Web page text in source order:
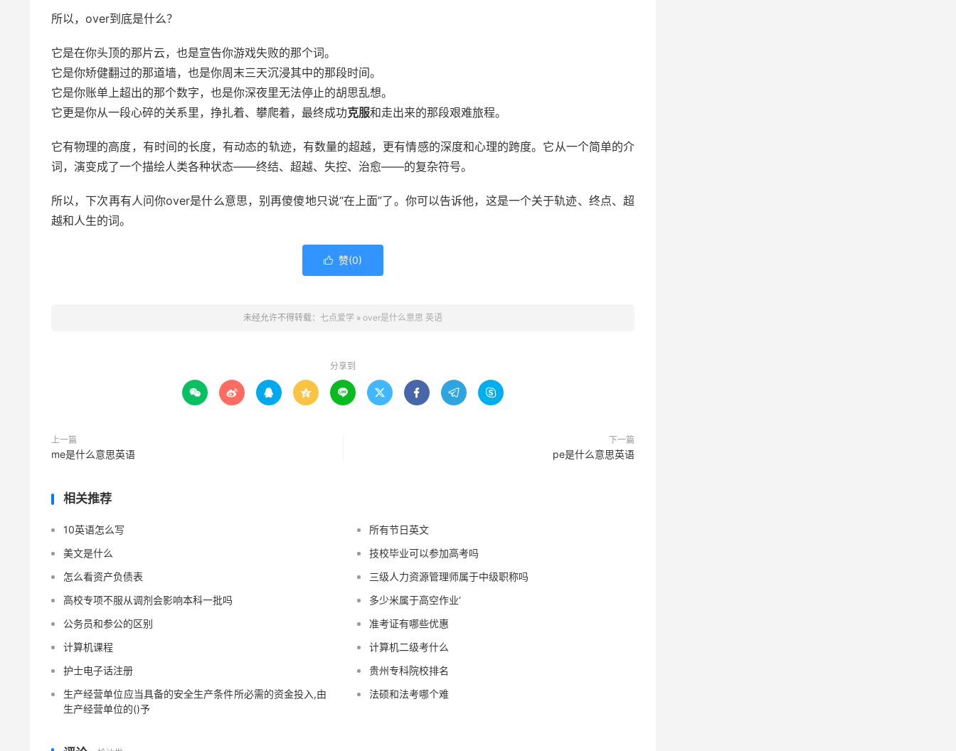
所以，over到底是什么？
它是在你头顶的那片云，也是宣告你游戏失败的那个词。
它是你矫健翻过的那道墙，也是你周末三天沉浸其中的那段时间。
它是你账单上超出的那个数字，也是你深夜里无法停止的胡思乱想。
它更是你从一段心碎的关系里，挣扎着、攀爬着，最终成功克服和走出来的那段艰难旅程。
它有物理的高度，有时间的长度，有动态的轨迹，有数量的超越，更有情感的深度和心理的跨度。它从一个简单的介
词，演变成了一个描绘人类各种状态——终结、超越、失控、治愈——的复杂符号。
所以，下次再有人问你over是什么意思，别再傻傻地只说“在上面”了。你可以告诉他，这是一个关于轨迹、终点、超
越和人生的词。
 赞(0)
未经允许不得转载： 七点爱学 » over是什么意思 英语
分享到
        
上一篇
me是什么意思英语
下一篇
pe是什么意思英语
相关推荐
10英语怎么写
所有节日英文
美文是什么
技校毕业可以参加高考吗
怎么看资产负债表
三级人力资源管理师属于中级职称吗
高校专项不服从调剂会影响本科一批吗
多少米属于高空作业‘
公务员和参公的区别
准考证有哪些优惠
计算机课程
计算机二级考什么
护士电子话注册
贵州专科院校排名
生产经营单位应当具备的安全生产条件所必需的资金投入,由
生产经营单位的()予
法硕和法考哪个难